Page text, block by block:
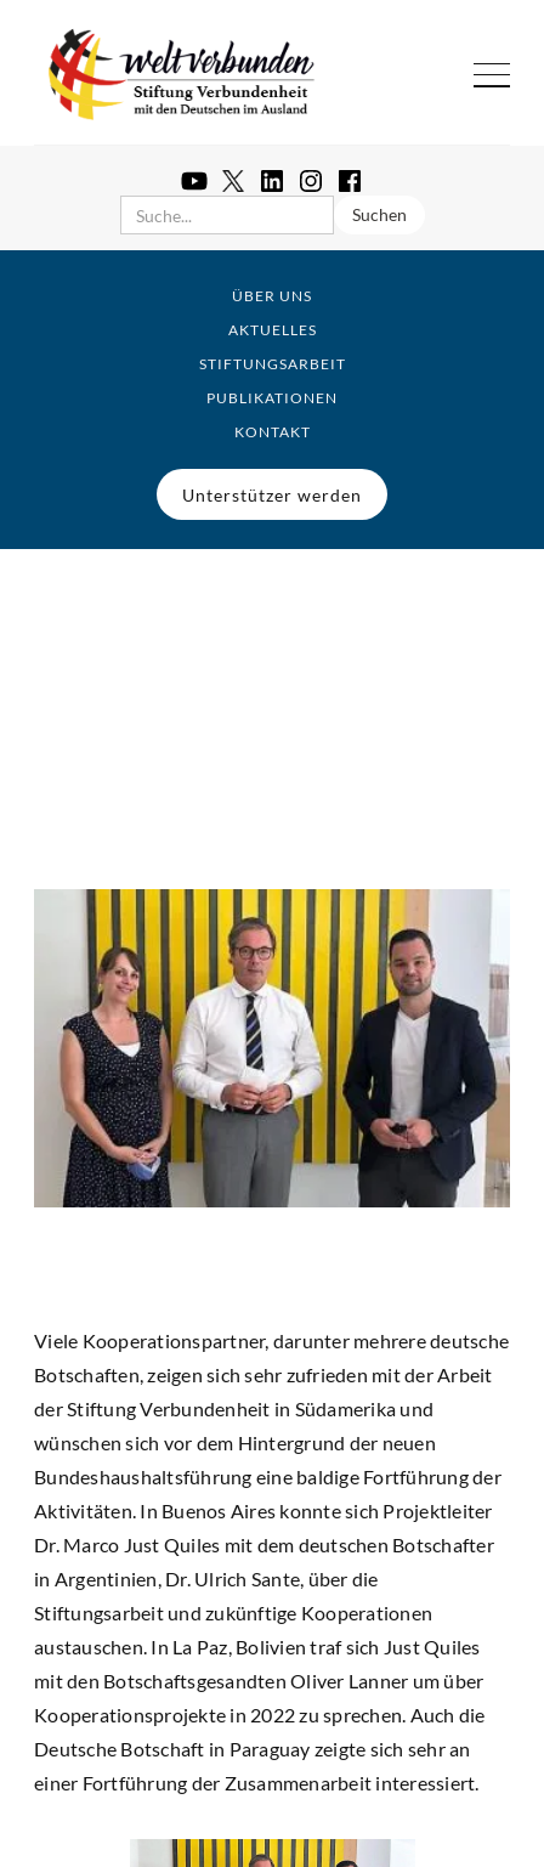
ÜBER UNS
AKTUELLES
STIFTUNGSARBEIT
PUBLIKATIONEN
KONTAKT
Unterstützer werden
Viele Kooperationspartner, darunter mehrere deutsche
Botschaften, zeigen sich sehr zufrieden mit der Arbeit
der Stiftung Verbundenheit in Südamerika und
wünschen sich vor dem Hintergrund der neuen
Bundeshaushaltsführung eine baldige Fortführung der
Aktivitäten. In Buenos Aires konnte sich Projektleiter
Dr. Marco Just Quiles mit dem deutschen Botschafter
in Argentinien, Dr. Ulrich Sante, über die
Stiftungsarbeit und zukünftige Kooperationen
austauschen. In La Paz, Bolivien traf sich Just Quiles
mit den Botschaftsgesandten Oliver Lanner um über
Kooperationsprojekte in 2022 zu sprechen. Auch die
Deutsche Botschaft in Paraguay zeigte sich sehr an
einer Fortführung der Zusammenarbeit interessiert.